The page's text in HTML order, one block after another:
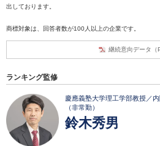
出しております。
商標対象は、回答者数が100人以上の企業です。
継続意向データ（
ランキング監修
慶應義塾大学理工学部教授／
（非常勤）
鈴木秀男